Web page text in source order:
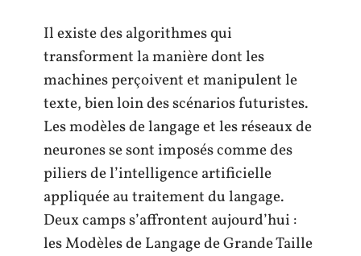
Il existe des algorithmes qui
transforment la manière dont les
machines perçoivent et manipulent le
texte, bien loin des scénarios futuristes.
Les modèles de langage et les réseaux de
neurones se sont imposés comme des
piliers de l’intelligence artificielle
appliquée au traitement du langage.
Deux camps s’affrontent aujourd’hui :
les Modèles de Langage de Grande Taille